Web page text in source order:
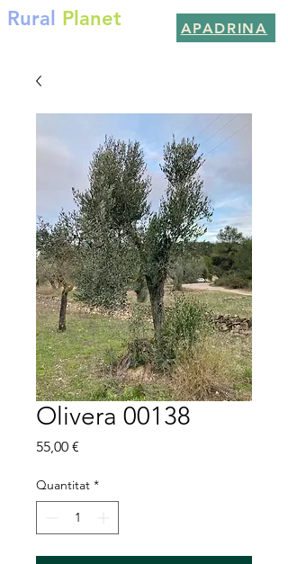
Rural Planet APADRINA
Olivera 00138
55,00 €
Quantitat *